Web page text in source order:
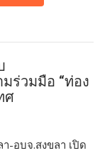
ร่วมมือ “ท่อง
ศ
า-อบจ.สงขลา เปิด